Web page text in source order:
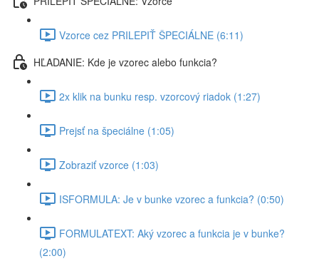
Vzorce cez PRILEPIŤ ŠPECIÁLNE (6:11)
HĽADANIE: Kde je vzorec alebo funkcia?
2x klik na bunku resp. vzorcový riadok (1:27)
Prejsť na špeciálne (1:05)
Zobraziť vzorce (1:03)
ISFORMULA: Je v bunke vzorec a funkcia? (0:50)
FORMULATEXT: Aký vzorec a funkcia je v bunke?
(2:00)